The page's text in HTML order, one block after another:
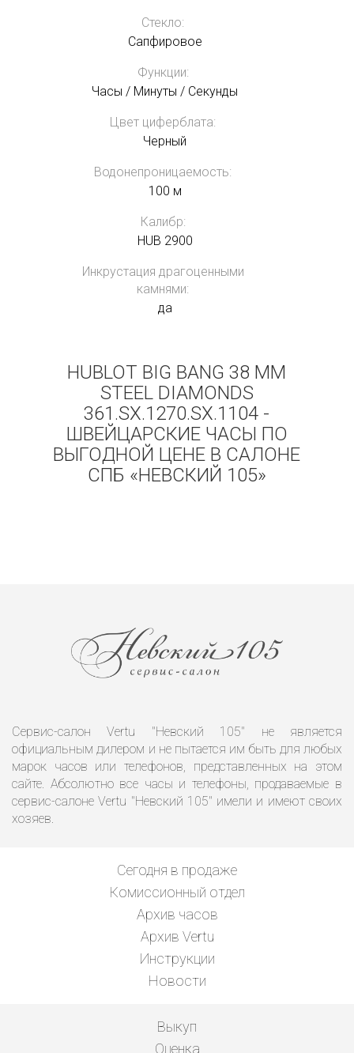
Стекло:
Сапфировое
Функции:
Часы / Минуты / Секунды
Цвет циферблата:
Черный
Водонепроницаемость:
100 м
Калибр:
HUB 2900
Инкрустация драгоценными
камнями:
да
HUBLOT BIG BANG 38 MM
STEEL DIAMONDS
361.SX.1270.SX.1104 -
ШВЕЙЦАРСКИЕ ЧАСЫ ПО
ВЫГОДНОЙ ЦЕНЕ В САЛОНЕ
СПБ «НЕВСКИЙ 105»
Сервис-салон Vertu "Невский 105" не является
официальным дилером и не пытается им быть для любых
марок часов или телефонов, представленных на этом
сайте. Абсолютно все часы и телефоны, продаваемые в
сервис-салоне Vertu "Невский 105" имели и имеют своих
хозяев.
Сегодня в продаже
Комиссионный отдел
Архив часов
Архив Vertu
Инструкции
Новости
Выкуп
Оценка